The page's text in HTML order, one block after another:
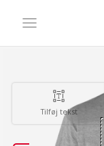
Tilføj tekst